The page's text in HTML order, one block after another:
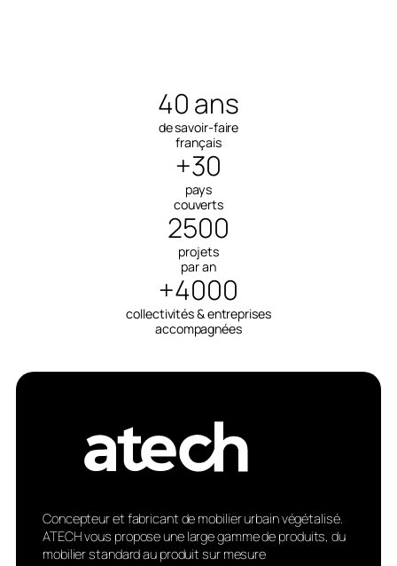
40 ans
de savoir-faire
français
+30
pays
couverts
2500
projets
par an
+4000
collectivités & entreprises
accompagnées
Concepteur et fabricant de mobilier urbain végétalisé.
ATECH vous propose une large gamme de produits, du
mobilier standard au produit sur mesure